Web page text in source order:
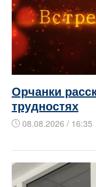
Орчанки
трудностях
08.08.2026 / 16:35